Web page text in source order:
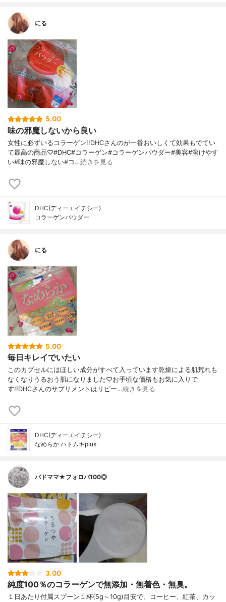
にる
5.00
味の邪魔しないから良い
女性に必ずいるコラーゲン!!DHCさんのが一番おいしくて効果もでてい
て最高の商品♡#DHC#コラーゲン#コラーゲンパウダー#美容#溶けやす
い#味の邪魔しない#コ…続きを見る
DHC(ディーエイチシー)
コラーゲンパウダー
にる
5.00
毎日キレイでいたい
このカプセルにはほしい成分がすべて入っています乾燥による肌荒れも
なくなりうるおう肌になりました♡お手頃な価格もお気に入りで
す!!DHCさんのサプリメントはリピー…続きを見る
DHC(ディーエイチシー)
なめらか ハトムギplus
バドママ★フォロバ100◎
3.00
純度100％のコラーゲンで無添加・無着色・無臭。
１日あたり付属スプーン１杯(5g～10g)目安で、コーヒー、紅茶、カッ